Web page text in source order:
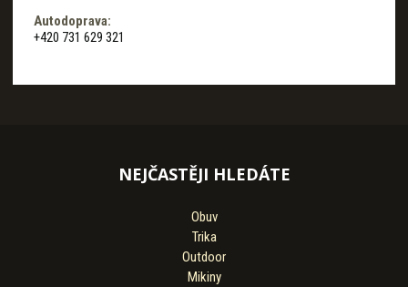
Autodoprava:
+420 731 629 321
NEJČASTĚJI HLEDÁTE
Obuv
Trika
Outdoor
Mikiny